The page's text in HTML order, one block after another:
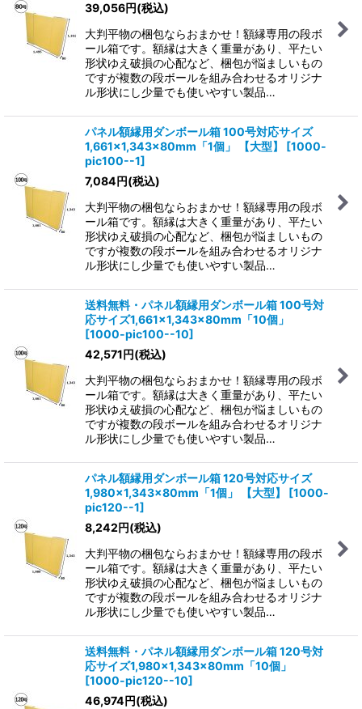
39,056円(税込)
大判平物の梱包ならおまかせ！額縁専用の段ボ
ール箱です。額縁は大きく重量があり、平たい
形状ゆえ破損の心配など、梱包が悩ましいもの
ですが複数の段ボールを組み合わせるオリジナ
ル形状にし少量でも使いやすい製品…
パネル額縁用ダンボール箱 100号対応サイズ
1,661×1,343×80mm「1個」
【大型】 [1000-
pic100--1]
7,084円(税込)
大判平物の梱包ならおまかせ！額縁専用の段ボ
ール箱です。額縁は大きく重量があり、平たい
形状ゆえ破損の心配など、梱包が悩ましいもの
ですが複数の段ボールを組み合わせるオリジナ
ル形状にし少量でも使いやすい製品…
送料無料・パネル額縁用ダンボール箱 100号対
応サイズ1,661×1,343×80mm「10個」
[1000-pic100--10]
42,571円(税込)
大判平物の梱包ならおまかせ！額縁専用の段ボ
ール箱です。額縁は大きく重量があり、平たい
形状ゆえ破損の心配など、梱包が悩ましいもの
ですが複数の段ボールを組み合わせるオリジナ
ル形状にし少量でも使いやすい製品…
パネル額縁用ダンボール箱 120号対応サイズ
1,980×1,343×80mm「1個」
【大型】 [1000-
pic120--1]
8,242円(税込)
大判平物の梱包ならおまかせ！額縁専用の段ボ
ール箱です。額縁は大きく重量があり、平たい
形状ゆえ破損の心配など、梱包が悩ましいもの
ですが複数の段ボールを組み合わせるオリジナ
ル形状にし少量でも使いやすい製品…
送料無料・パネル額縁用ダンボール箱 120号対
応サイズ1,980×1,343×80mm「10個」
[1000-pic120--10]
46,974円(税込)